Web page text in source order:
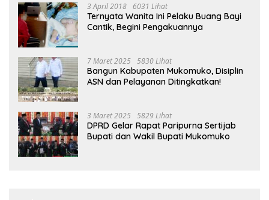
3 April 2018 6031 Lihat
Ternyata Wanita Ini Pelaku Buang Bayi
Cantik, Begini Pengakuannya
7 Maret 2025 5830 Lihat
Bangun Kabupaten Mukomuko, Disiplin
ASN dan Pelayanan Ditingkatkan!
3 Maret 2025 5829 Lihat
DPRD Gelar Rapat Paripurna Sertijab
Bupati dan Wakil Bupati Mukomuko